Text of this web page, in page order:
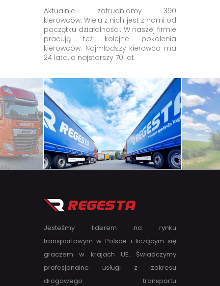
Aktualnie zatrudniamy 390
kierowców. Wielu z nich jest z nami od
początku działalności. W naszej firmie
pracują też kolejne pokolenia
kierowców. Najmłodszy kierowca ma
24 lata, a najstarszy 70 lat.
Jesteśmy liderem na rynku
transportowym w Polsce i liczącym się
graczem w krajach UE. Świadczymy
profesjonalne usługi z zakresu
drogowego transportu